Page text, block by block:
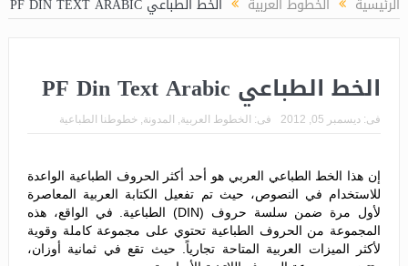
الخط الطباعي PF Din Text Arabic
فى: ديسمبر 05, 2012 فى: الخطوط العربية المدونة خطوطنا الطباعية
إن هذا الخط الطباعي العربي هو أحد أكثر الحروف الطباعية الواعدة
للاستخدام في النصوص، حيث تم تفعيل الكتابة العربية المعاصرة
لأول مرة ضمن سلسة حروف (DIN) الطباعية. في الواقع، هذه
المجموعة من الحروف الطباعية تحتوي على مجموعة كاملة وقوية
لأكثر الميزات العربية المتاحة تجارياً. حيث تقع في ثمانية أوزان،